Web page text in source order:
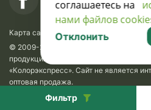
Фильтр
Карта сайта
© 2009-2026 Krasavik.by. Сувениры
продукция и сувениры с логотипом.
«Колорэкспресс». Сайт не является
оптовая продажа.
Разработка сайта —
соглашаетесь на
нами файлов
Отклонить